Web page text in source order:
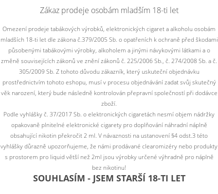
Zákaz prodeje osobám mladším 18-ti let
Omezení prodeje tabákových výrobků, elektronických cigaret a alkoholu osobám
mladších 18-ti let dle zákona č.379/2005 Sb. o opatřeních k ochraně před škodami
působenými tabákovými výrobky, alkoholem a jinými návykovými látkami a o
změně souvisejících zákonů ve znění zákonů č. 225/2006 Sb., č. 274/2008 Sb. a č.
305/2009 Sb. Z tohoto důvodu zákazník, který uskuteční objednávku
prostřednictvím tohoto eshopu, musí v procesu objednávání zadat svůj skutečný
věk narození, který bude následně kontrolován přepravní společností při dodávce
zboží.
Podle vyhlášky č. 37/2017 Sb. o elektronických cigaretách nesmí objem nádržky
opakovaně plnitelné elektronické cigarety pro doplňování náhradní náplně
obsahující nikotin překročit 2 ml. V návaznosti na ustanovení §4 odst.3 této
vyhlášky důrazně upozorňujeme, že námi prodávané clearomizéry nebo produkty
s prostorem pro liquid větší než 2ml jsou výrobky určené výhradně pro náplně
bez nikotinu!
SOUHLASÍM - JSEM STARŠÍ 18-TI LET